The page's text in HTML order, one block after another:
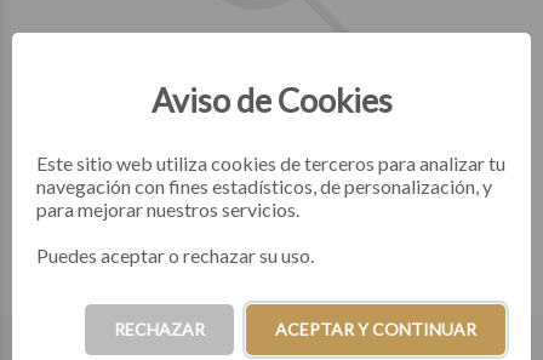
NO SE ENCONTRARON
Aviso de Cookies
Este sitio web utiliza cookies de terceros para analizar tu
navegación con fines estadísticos, de personalización, y
para mejorar nuestros servicios.
Puedes aceptar o rechazar su uso.
RECHAZAR ACEPTAR Y CONTINUAR